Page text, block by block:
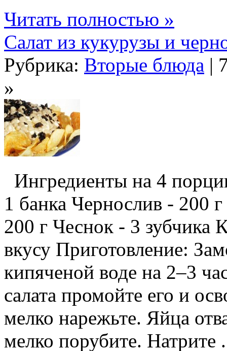
Читать полностью »
Салат из кукурузы и
Рубрика: Вторые блюда |
»
Ингредиенты на 4
1 банка Чернослив - 200
200 г Чеснок - 3 зубчика
вкусу Приготовление:
кипяченой воде на 2–3
салата промойте его и
мелко нарежьте. Яйца
мелко порубите. Натрите